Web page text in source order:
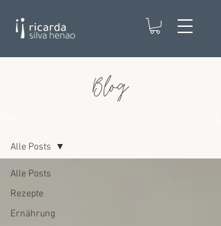
Blog
Alle Posts
Rezepte
Ernährung
Alle Posts